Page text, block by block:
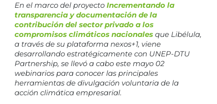
En el marco del proyecto Incrementando la
transparencia y documentación de la
contribución del sector privado a los
compromisos climáticos nacionales que Libélula,
a través de su plataforma nexos+1, viene
desarrollando estratégicamente con UNEP-DTU
Partnership, se llevó a cabo este mayo 02
webinarios para conocer las principales
herramientas de divulgación voluntaria de la
acción climática empresarial.